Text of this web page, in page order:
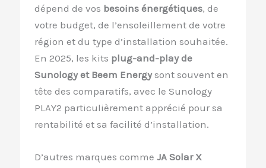
dépend de vos besoins énergétiques, de
votre budget, de l’ensoleillement de votre
région et du type d’installation souhaitée.
En 2025, les kits plug-and-play de
Sunology et Beem Energysont souvent en
tête des comparatifs, avec le Sunology
PLAY2 particulièrement apprécié pour sa
rentabilité et sa facilité d’installation.
D’autres marques comme JA Solar X